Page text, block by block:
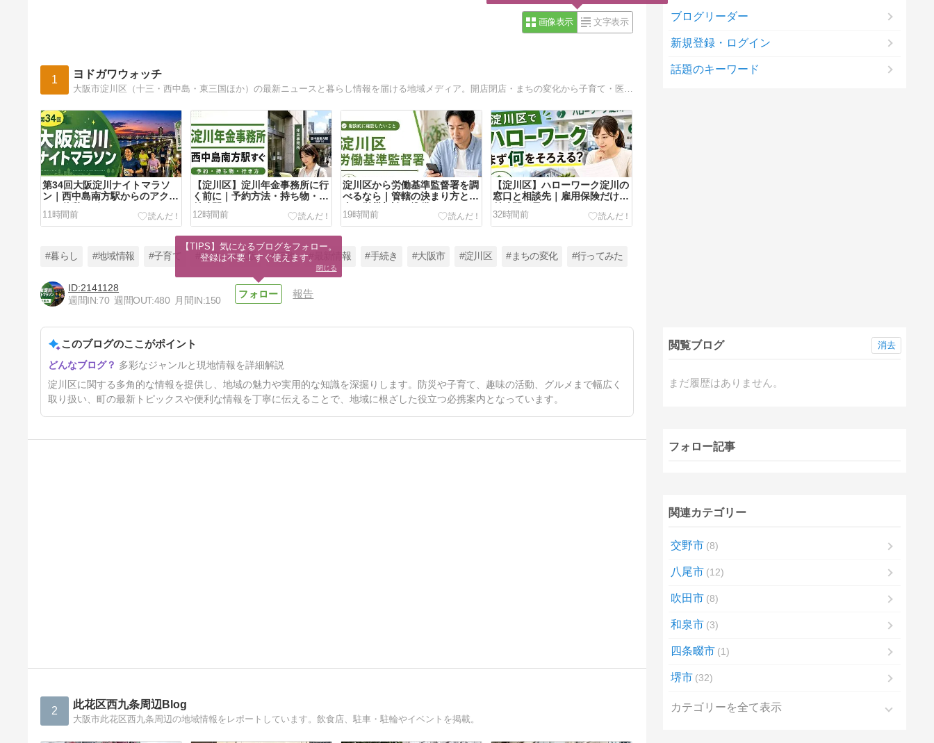
画像表示 文字表示
1 ヨドガワウォッチ
第34回大阪淀川ナイトマラソ
ン｜西中島南方駅からのアクセ
スと休憩スポット
11時間前
【淀川区】淀川年金事務所に行
く前に｜予約方法・持ち物・受
付時間
12時間前
淀川区から労働基準監督署を調
べるなら｜管轄の決まり方と賃
金・労災相談の準備
19時間前
【淀川区】ハローワーク淀川の
窓口と相談先｜雇用保険だけ受
付時間が早い
32時間前
料ダンス教室｜日程と申込前の
確認点
33時間前
#暮らし #地域情報 #子育て #医療 #大阪 #行政 #最新情報 #手続き #大阪市 #淀川区 #まちの変化 #行ってみた
2141128
週間IN:70 週間OUT:480 月間IN:150
報告
このブログのここがポイント
多彩なジャンルと現地情報を詳細解説
淀川区に関する多角的な情報を提供し、地域の魅力や実用的な知識を深掘りします。防災や子育て、趣味の活動、グルメまで幅広く
取り扱い、町の最新トピックスや便利な情報を丁寧に伝えることで、地域に根ざした役立つ必携案内となっています。
2 此花区西九条周辺Blog
大阪市此花区西九条周辺の地域情報をレポートしています。飲食店、駐車・駐輪やイベントを掲載。
ブログリーダー
新規登録・ログイン
話題のキーワード
閲覧ブログ
まだ履歴はありません。
消去
フォロー記事
関連カテゴリー
交野市 8
八尾市 12
吹田市 8
和泉市 3
四条畷市 1
堺市 32
カテゴリーを全て表示
【TIPS】気になるブログをフォロー。
登録は不要！すぐ使えます。
閉じる